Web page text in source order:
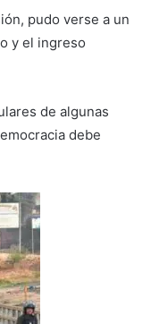
pudo verse a un
y el ingreso
de algunas
debe